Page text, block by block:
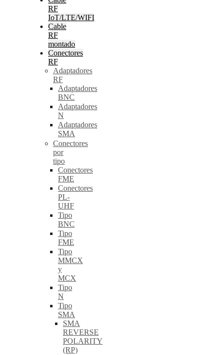
RF
IoT/LTE/WIFI
Cable
RF
montado
Conectores
RF
Adaptadores
RF
Adaptadores
BNC
Adaptadores
N
Adaptadores
SMA
Conectores
por
tipo
Conectores
FME
Conectores
PL-
UHF
Tipo
BNC
Tipo
FME
Tipo
MMCX
y
MCX
Tipo
N
Tipo
SMA
SMA
REVERSE
POLARITY
(RP)